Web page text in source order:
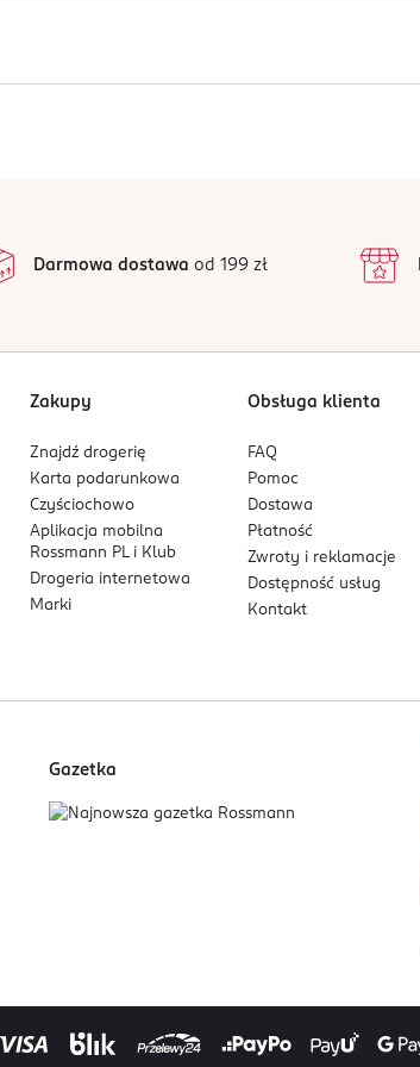
2
1
Darmowa dostawa od 199 zł
Zakupy
Znajdź drogerię
Karta podarunkowa
Czyściochowo
Aplikacja mobilna
Rossmann PL i Klub
Drogeria internetowa
Marki
Obsługa klienta
FAQ
Pomoc
Dostawa
Płatność
Zwroty i reklamacje
Dostępność usług
Kontakt
Gazetka